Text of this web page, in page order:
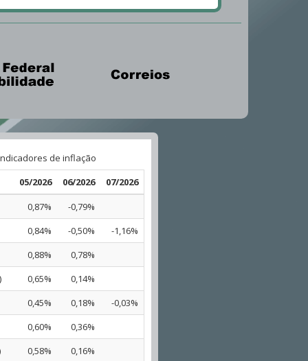
de inflação
05/2026
06/2026
07/2026
0,87%
-0,79%
0,84%
-0,50%
-1,16%
0,88%
0,78%
0,65%
0,14%
0,45%
0,18%
-0,03%
0,60%
0,36%
0,58% 0,16%